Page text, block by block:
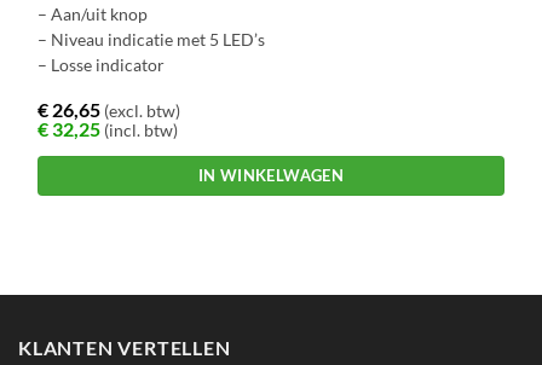
– Aan/uit knop
– Niveau indicatie met 5 LED’s
– Losse indicator
€ 26,65 (excl. btw)
€32,25 (incl. btw)
IN WINKELWAGEN
KLANTEN VERTELLEN